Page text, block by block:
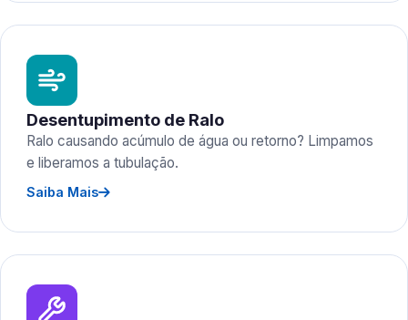
Desentupimento de Ralo
Ralo causando acúmulo de água ou retorno? Limpamos
e liberamos a tubulação.
Saiba Mais